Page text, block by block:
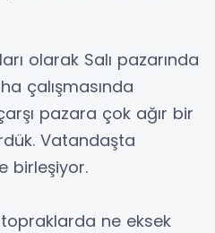
olarak Salı pazarında
çalışmasında
pazara çok ağır bir
Vatandaşta
birleşiyor.
topraklarda ne eksek